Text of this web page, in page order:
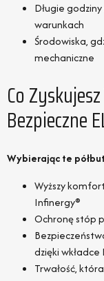
Długie
warunkach
Środowiska,
mechaniczne
Co
Bezpieczne
Wybierając te
Wyższy
Infinergy®
Ochronę stóp
dzięki wkładce
Trwałość,